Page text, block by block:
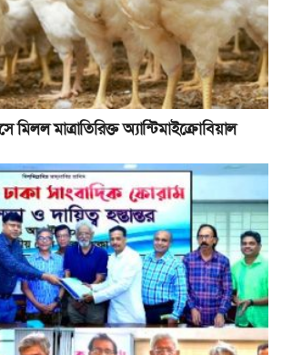
মিলল মাত্রাতিরিক্ত অ্যান্টিমাইক্রোবিয়াল